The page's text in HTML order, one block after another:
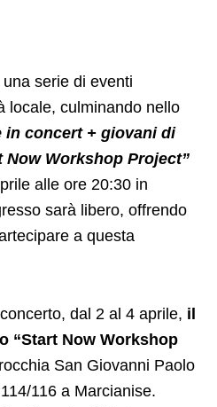
serie di eventi
locale, culminando nello
in concert + giovani di
Workshop Project”
alle ore 20:30 in
sarà libero, offrendo
a questa
dal 2 al 4 aprile, il
“Start Now Workshop
San Giovanni Paolo
116 a Marcianise.